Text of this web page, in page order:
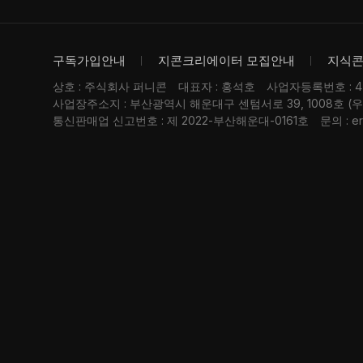
구독가입안내 지콘크리에이터 모집안내 지식
상호 : 주식회사 퍼니콘 대표자 : 홍석호
사업자등록번호 :
사업장주소지 : 부산광역시 해운대구 센텀서로 39, 1008호 (
통신판매업 신고번호 : 제 2022-부산해운대-0161호
문의 :